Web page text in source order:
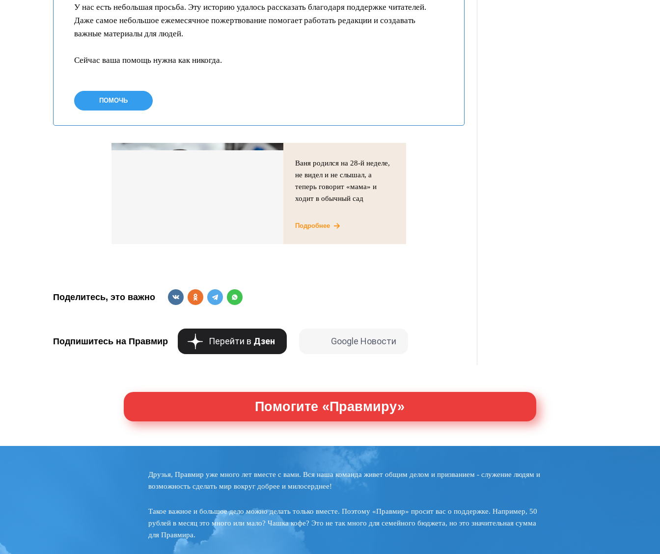
У нас есть небольшая просьба. Эту историю удалось рассказать благодаря поддержке читателей.
Даже самое небольшое ежемесячное пожертвование помогает работать редакции и создавать
важные материалы для людей.
Сейчас ваша помощь нужна как никогда.
ПОМОЧЬ
Ваня родился на 28-й неделе,
не видел и не слышал, а
теперь говорит «мама» и
ходит в обычный сад
Подробнее
Поделитесь, это важно
Подпишитесь на Правмир Перейти в Дзен Google Новости
Помогите «Правмиру»
Друзья, Правмир уже много лет вместе с вами. Вся наша команда живет общим делом и призванием - служение людям и
возможность сделать мир вокруг добрее и милосерднее!
Такое важное и большое дело можно делать только вместе. Поэтому «Правмир» просит вас о поддержке. Например, 50
рублей в месяц это много или мало? Чашка кофе? Это не так много для семейного бюджета, но это значительная сумма
для Правмира.